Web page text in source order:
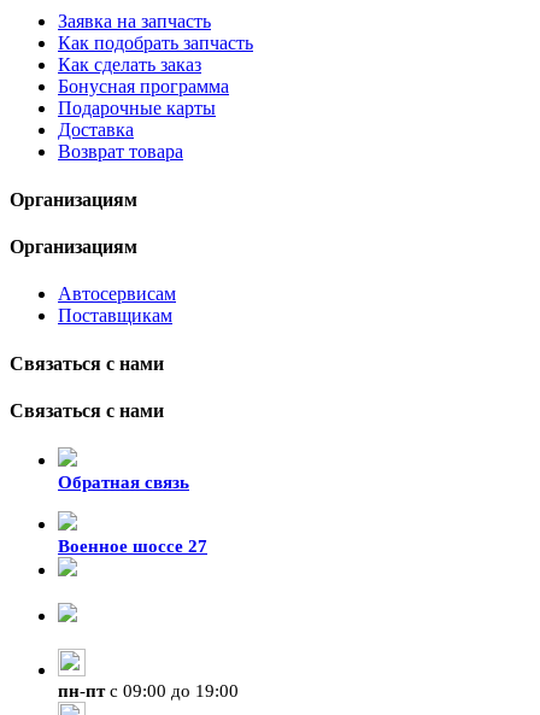
Заявка на запчасть
Как подобрать запчасть
Как сделать заказ
Бонусная программа
Подарочные карты
Доставка
Возврат товара
Организациям
Организациям
Автосервисам
Поставщикам
Связаться с нами
Связаться с нами
Обратная связь
Военное шоссе 27
пн-птс 09:00 до 19:00